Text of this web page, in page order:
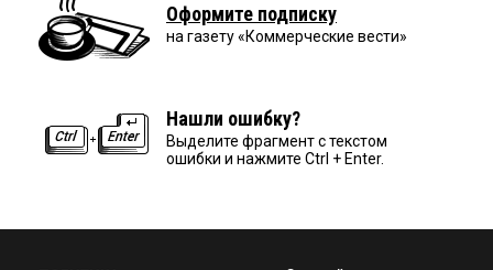
Оформите подписку
на газету «Коммерческие вести»
Нашли ошибку?
Выделите фрагмент с текстом
ошибки и нажмите Ctrl + Enter.